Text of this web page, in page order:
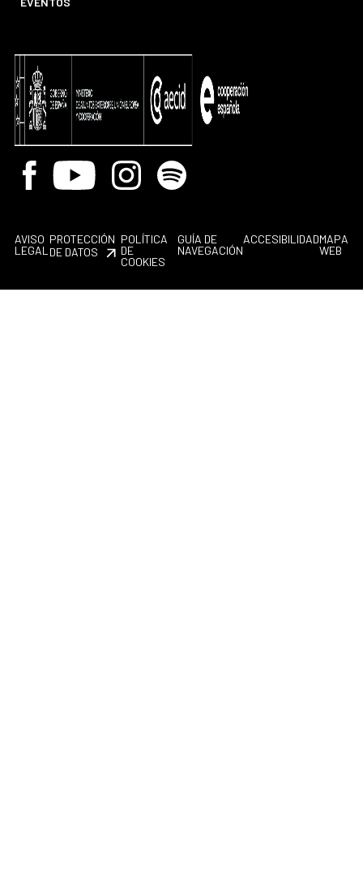
Facebook
Youtube InstagramSpotify
AVISO
LEGAL
PROTECCIÓN
DE DATOS
POLÍTICA
DE
COOKIES
GUÍA DE
NAVEGACIÓN
ACCESIBILIDADMAPA
WEB